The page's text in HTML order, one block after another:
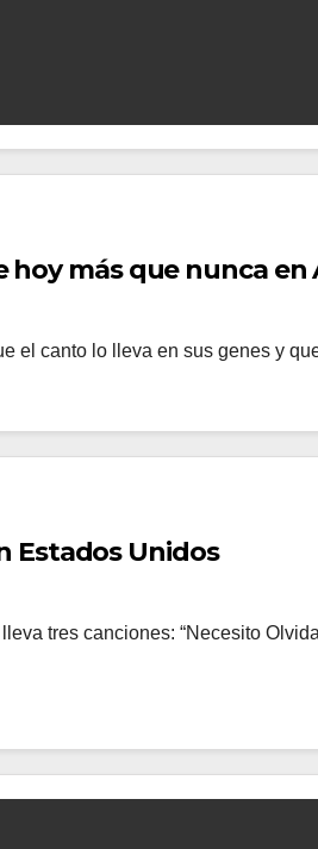
hoy más que nunca en
el canto lo lleva en sus genes y
Estados Unidos
tres canciones: “Necesito